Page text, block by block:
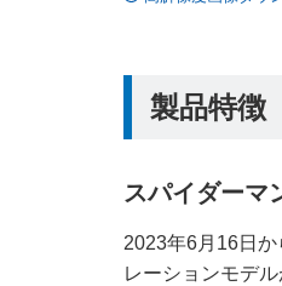
製品特徴
スパイダーマ
2023年6月16日
レーションモデ